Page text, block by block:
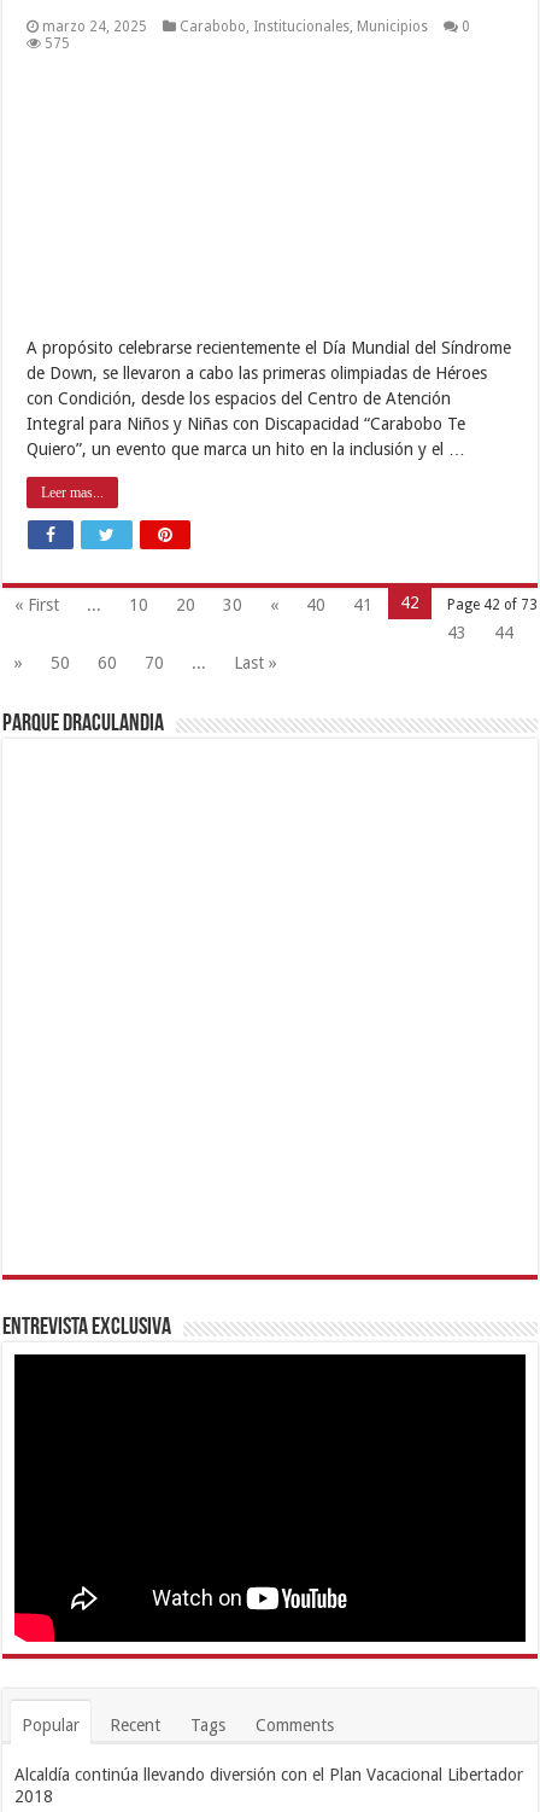
marzo 24, 2025 Carabobo, Institucionales, Municipios
0
575
A propósito celebrarse recientemente el Día Mundial del Síndrome
de Down, se llevaron a cabo las primeras olimpiadas de Héroes
con Condición, desde los espacios del Centro de Atención
Integral para Niños y Niñas con Discapacidad “Carabobo Te
Quiero”, un evento que marca un hito en la inclusión y el …
Leer mas...
Page 42 of 73
« First ... 10 20 30 « 40 41
42
43
44
»
50 60 70 ... Last »
Parque Draculandia
Entrevista Exclusiva
Popular Recent Tags Comments
Alcaldía continúa llevando diversión con el Plan Vacacional Libertador
2018